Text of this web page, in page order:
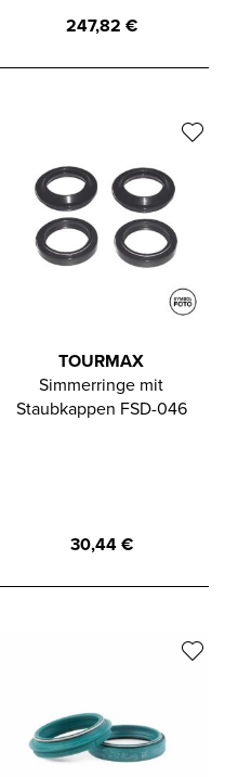
247,82 €
TOURMAX
Simmerringe mit
Staubkappen FSD-046
30,44€